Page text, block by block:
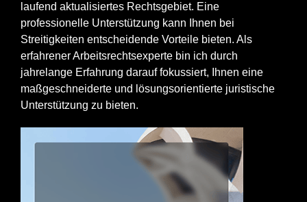
laufend aktualisiertes Rechtsgebiet. Eine
professionelle Unterstützung kann Ihnen bei
Streitigkeiten entscheidende Vorteile bieten. Als
erfahrener Arbeitsrechtsexperte bin ich durch
jahrelange Erfahrung darauf fokussiert, Ihnen eine
maßgeschneiderte und lösungsorientierte juristische
Unterstützung zu bieten.